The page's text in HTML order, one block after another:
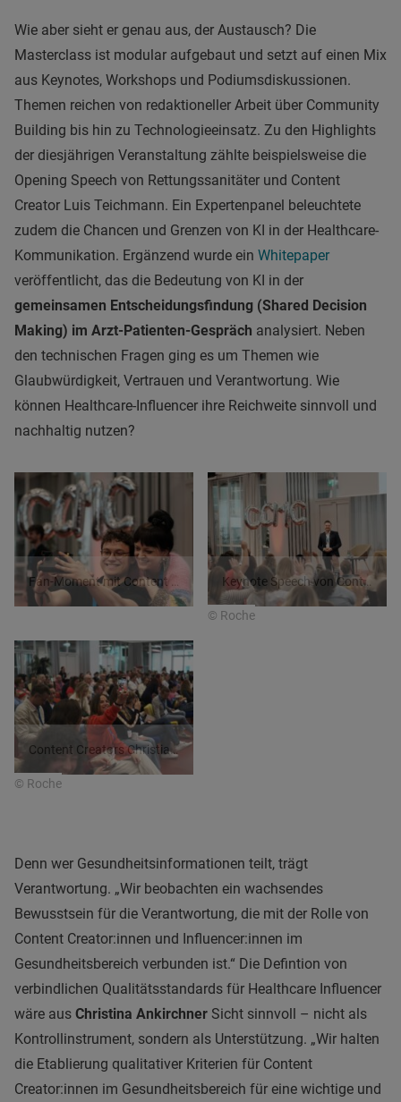
Wie aber sieht er genau aus, der Austausch? Die
Masterclass ist modular aufgebaut und setzt auf einen Mix
aus Keynotes, Workshops und Podiumsdiskussionen.
Themen reichen von redaktioneller Arbeit über Community
Building bis hin zu Technologieeinsatz. Zu den Highlights
der diesjährigen Veranstaltung zählte beispielsweise die
Opening Speech von Rettungssanitäter und Content
Creator Luis Teichmann. Ein Expertenpanel beleuchtete
zudem die Chancen und Grenzen von KI in der Healthcare-
Kommunikation. Ergänzend wurde ein Whitepaper
veröffentlicht, das die Bedeutung von KI in der
gemeinsamen Entscheidungsfindung (Shared Decision
Making) im Arzt-Patienten-Gespräch analysiert. Neben
den technischen Fragen ging es um Themen wie
Glaubwürdigkeit, Vertrauen und Verantwortung. Wie
können Healthcare-Influencer ihre Reichweite sinnvoll und
nachhaltig nutzen?
Keynote Speech von Content Creator Luis Teichmann
© Roche
Content Creators Christian Knizia (inkluencer_chris) und Kevin Hoffmann (kevin_kaempferherz)
© Roche
Denn wer Gesundheitsinformationen teilt, trägt
Verantwortung. „Wir beobachten ein wachsendes
Bewusstsein für die Verantwortung, die mit der Rolle von
Content Creator:innen und Influencer:innen im
Gesundheitsbereich verbunden ist.“ Die Defintion von
verbindlichen Qualitätsstandards für Healthcare Influencer
wäre aus Christina Ankirchner Sicht sinnvoll – nicht als
Kontrollinstrument, sondern als Unterstützung. „Wir halten
die Etablierung qualitativer Kriterien für Content
Creator:innen im Gesundheitsbereich für eine wichtige und